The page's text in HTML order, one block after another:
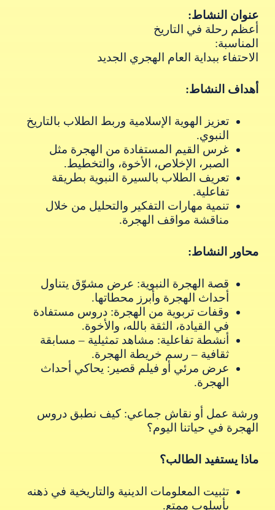
عنوان النشاط:
أعظم رحلة في التاريخ
المناسبة:
الاحتفاء ببداية العام الهجري الجديد
أهداف النشاط:
تعزيز الهوية الإسلامية وربط الطلاب بالتاريخ
النبوي.
غرس القيم المستفادة من الهجرة مثل
الصبر، الإخلاص، الأخوة، والتخطيط.
تعريف الطلاب بالسيرة النبوية بطريقة
تفاعلية.
تنمية مهارات التفكير والتحليل من خلال
مناقشة مواقف الهجرة.
محاور النشاط:
قصة الهجرة النبوية: عرض مشوّق يتناول
أحداث الهجرة وأبرز محطاتها.
وقفات تربوية من الهجرة: دروس مستفادة
في القيادة، الثقة بالله، والأخوة.
أنشطة تفاعلية: مشاهد تمثيلية – مسابقة
ثقافية – رسم خريطة الهجرة.
عرض مرئي أو فيلم قصير: يحاكي أحداث
الهجرة.
ورشة عمل أو نقاش جماعي: كيف نطبق دروس
الهجرة في حياتنا اليوم؟
ماذا يستفيد الطالب؟
تثبيت المعلومات الدينية والتاريخية في ذهنه
بأسلوب ممتع.